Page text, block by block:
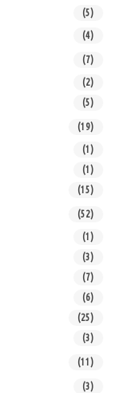
(5)
(4)
(7)
(2)
(5)
(19)
(1)
(1)
(15)
(52)
(1)
(3)
(7)
(6)
(25)
(3)
(11)
(3)